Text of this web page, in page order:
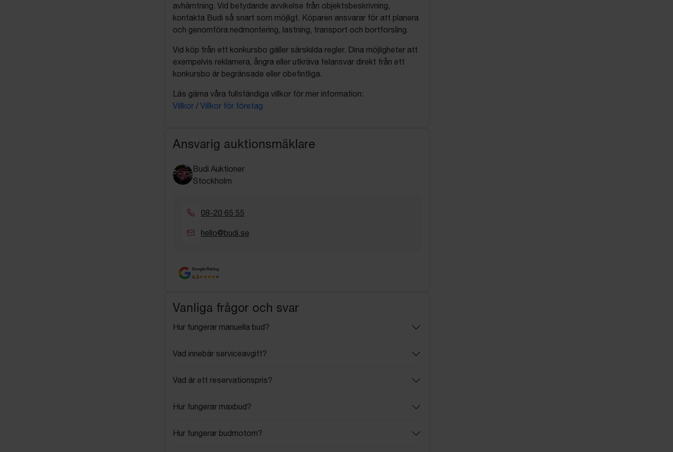
avhämtning. Vid betydande avvikelse från objektsbeskrivning,
kontakta Budi så snart som möjligt. Köparen ansvarar för att planera
och genomföra nedmontering, lastning, transport och bortforsling.
Vid köp från ett konkursbo gäller särskilda regler. Dina möjligheter att
exempelvis reklamera, ångra eller utkräva felansvar direkt från ett
konkursbo är begränsade eller obefintliga.
Läs gärna våra fullständiga villkor för mer information:
Villkor / Villkor för företag
Ansvarig auktionsmäklare
Budi Auktioner
Stockholm
08-20 65 55
hello@budi.se
Google Rating
4.5
Vanliga frågor och svar
Hur fungerar manuella bud?
Vad innebär serviceavgift?
Vad är ett reservationspris?
Hur fungerar maxbud?
Hur fungerar budmotorn?